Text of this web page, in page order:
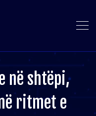
në shtëpi,
ritmet e